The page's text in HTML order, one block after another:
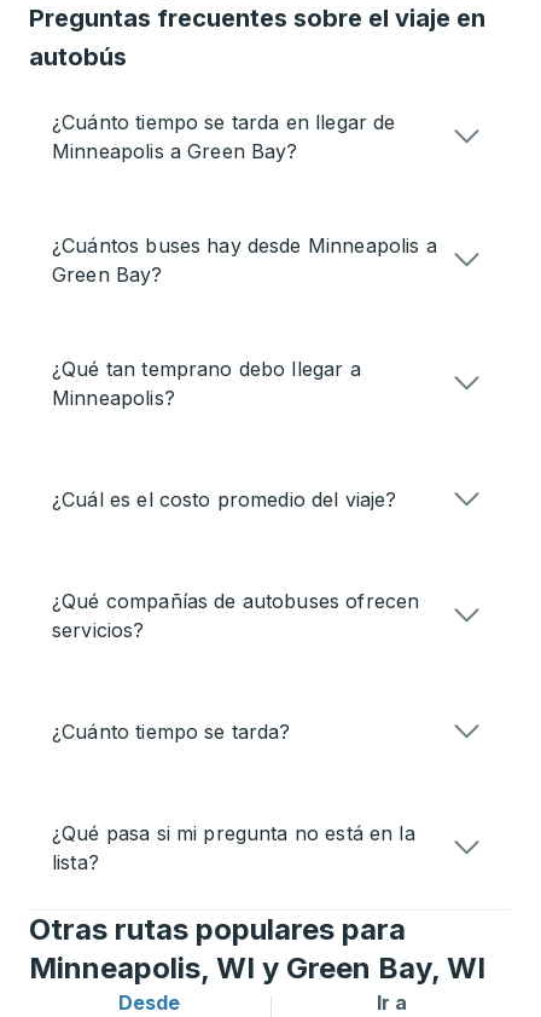
Preguntas frecuentes sobre el viaje en
autobús
¿Cuánto tiempo se tarda en llegar de
Minneapolis a Green Bay?
¿Cuántos buses hay desde Minneapolis a
Green Bay?
¿Qué tan temprano debo llegar a
Minneapolis?
¿Cuál es el costo promedio del viaje?
¿Qué compañías de autobuses ofrecen
servicios?
¿Cuánto tiempo se tarda?
¿Qué pasa si mi pregunta no está en la
lista?
Otras rutas populares para
Minneapolis, WI y Green Bay, WI
Desde
Ir a